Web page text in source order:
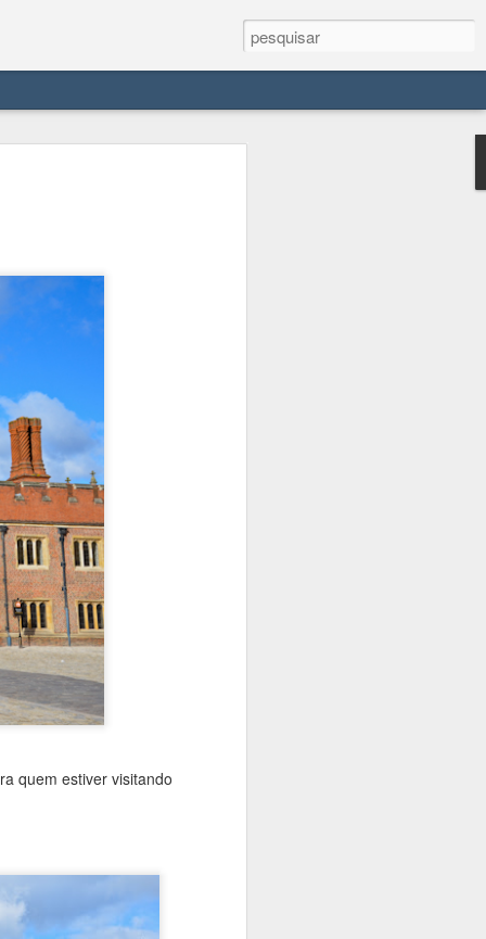
quem estiver visitando
castelo medieval (aliás, Meersburg
do mar") . O centro histórico é
baixa, junto ao lago, e cidade alta,
encosta.
é uma espécie de linha
no lago. Com o Echte Bodensee
hospedar em Lindau, se viajasse
enquanto para oeste era pago.
restando portanto o ônibus e o
público.
Samedan - um
triângulo no sudeste
suíço